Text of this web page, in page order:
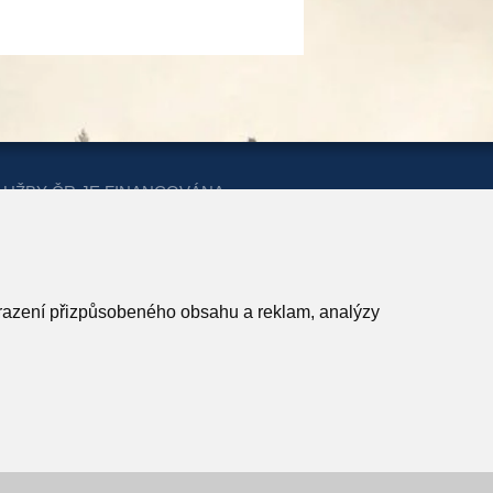
přizpůsobeného obsahu a reklam, analýzy
ČR JE FINANCOVÁNA